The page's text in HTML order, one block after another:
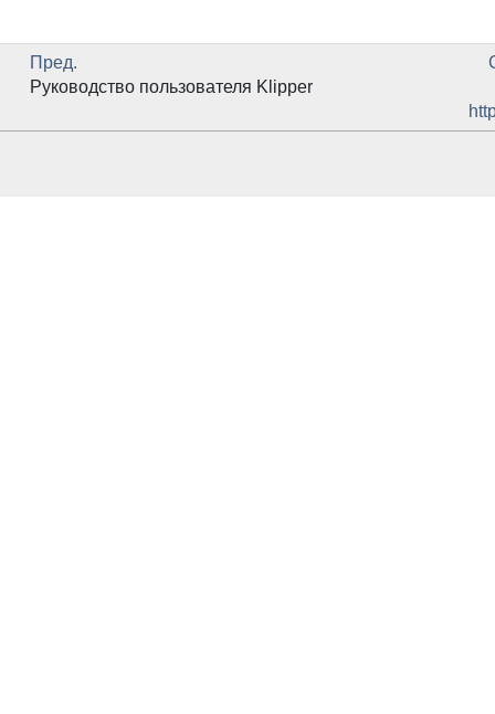
Пред.
Руководство пользователя Klipper